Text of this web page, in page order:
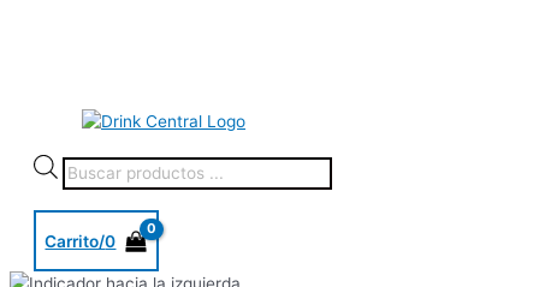
Carrito/0